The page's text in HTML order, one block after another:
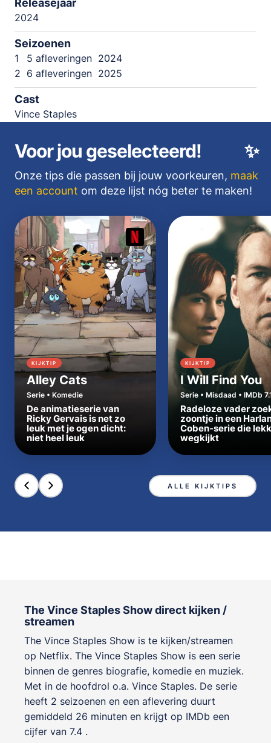
Releasejaar
2024
Seizoenen
1 5 afleveringen 2024
2 6 afleveringen 2025
Cast
Vince Staples
✨
Voor jou geselecteerd!
Onze tips die passen bij jouw voorkeuren, maak
een account om deze lijst nóg beter te maken!
KIJKTIP
Alley Cats
Serie • Komedie
De animatieserie van
Ricky Gervais is net zo
leuk met je ogen dicht:
niet heel leuk
KIJKTIP
I Will Find You
Serie • Misdaad • IMDb
Radeloze vader
zoontje in een
Coben-serie die
wegkijkt
ALLE KIJKTIPS
The Vince Staples Show direct kijken /
streamen
The Vince Staples Show is te kijken/streamen
op Netflix. The Vince Staples Show is een serie
binnen de genres biografie, komedie en muziek.
Met in de hoofdrol o.a. Vince Staples. De serie
heeft 2 seizoenen en een aflevering duurt
gemiddeld 26 minuten en krijgt op IMDb een
cijfer van 7.4 .